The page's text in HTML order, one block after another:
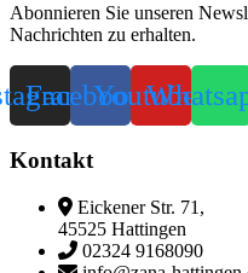
Abonnieren Sie unseren
Nachrichten zu erhalten.
FacebookYoutube
Kontakt
Eickener Str. 71,
45525 Hattingen
02324 9168090